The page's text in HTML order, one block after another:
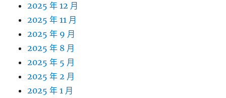
2025 年 12 月
2025 年 11 月
2025 年 9 月
2025 年 8 月
2025 年 5 月
2025 年 2 月
2025 年 1 月